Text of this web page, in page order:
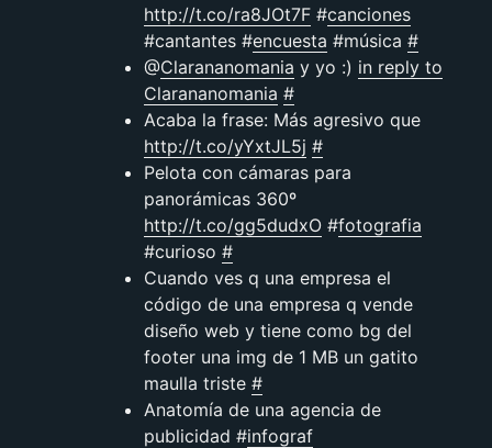
http://t.co/ra8JOt7F#canciones
#cantantes #encuesta #música #
@Clarananomania y yo :) in reply to
Clarananomania #
Acaba la frase: Más agresivo que
http://t.co/yYxtJL5j #
Pelota con cámaras para
panorámicas 360º
http://t.co/gg5dudxO#fotografia
#curioso #
Cuando ves q una empresa el
código de una empresa q vende
diseño web y tiene como bg del
footer una img de 1 MB un gatito
maulla triste #
Anatomía de una agencia de
publicidad #infograf